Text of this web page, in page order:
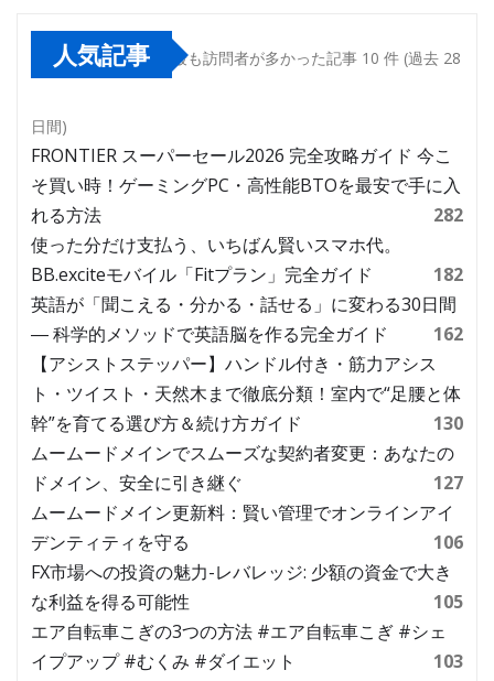
人気記事 最も訪問者が多かった記事 10 件 (過去 28
日間)
FRONTIER スーパーセール2026 完全攻略ガイド 今こ
そ買い時！ゲーミングPC・高性能BTOを最安で手に入
れる方法
282
使った分だけ支払う、いちばん賢いスマホ代。
BB.exciteモバイル「Fitプラン」完全ガイド
182
英語が「聞こえる・分かる・話せる」に変わる30日間
― 科学的メソッドで英語脳を作る完全ガイド
162
【アシストステッパー】ハンドル付き・筋力アシス
ト・ツイスト・天然木まで徹底分類！室内で“足腰と体
幹”を育てる選び方＆続け方ガイド
130
ムームードメインでスムーズな契約者変更：あなたの
ドメイン、安全に引き継ぐ
127
ムームードメイン更新料：賢い管理でオンラインアイ
デンティティを守る
106
FX市場への投資の魅力-レバレッジ: 少額の資金で大き
な利益を得る可能性
105
エア自転車こぎの3つの方法 #エア自転車こぎ #シェ
イプアップ #むくみ #ダイエット
103